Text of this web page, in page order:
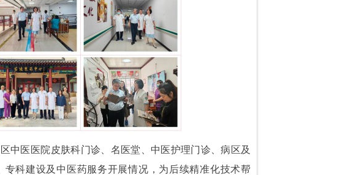
中医医院皮肤科门诊、名医堂、中医护理门诊、病区及
科建设及中医药服务开展情况，为后续精准化技术帮